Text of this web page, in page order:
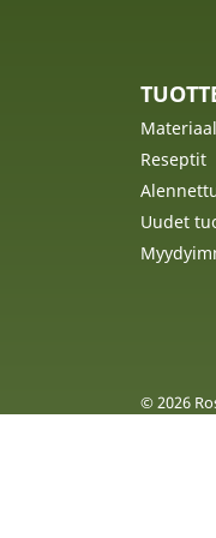
Reseptit
Uudet
© 2026